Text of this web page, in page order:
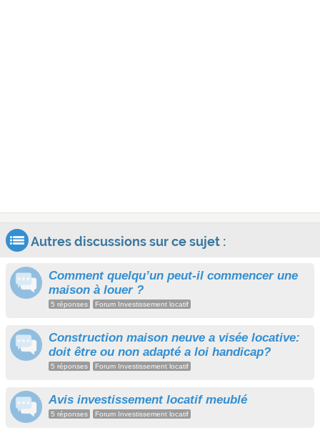
Autres discussions sur ce sujet :
Comment quelqu’un peut-il commencer une
maison à louer ?
5 réponses Forum Investissement locatif
Construction maison neuve a visée locative:
doit être ou non adapté a loi handicap?
5 réponses Forum Investissement locatif
Avis investissement locatif meublé
5 réponses Forum Investissement locatif